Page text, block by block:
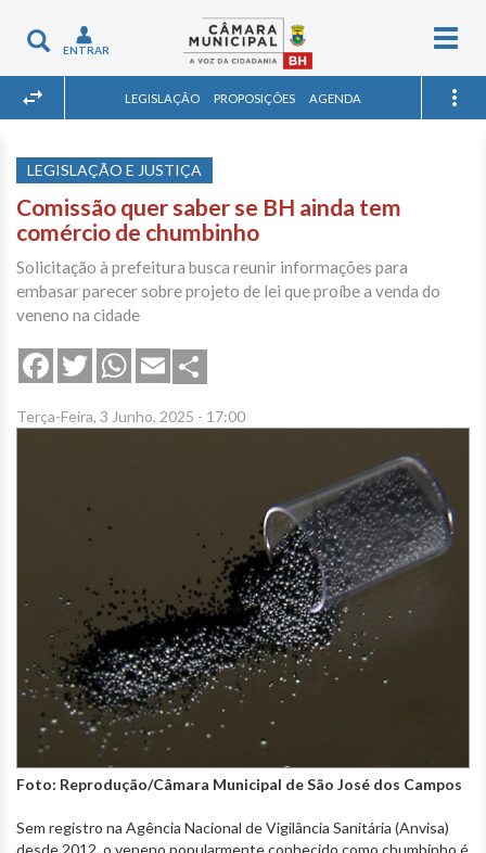
Toggle
navigation
ENTRAR
LEGISLAÇÃO PROPOSIÇÕES AGENDA
LEGISLAÇÃO E JUSTIÇA
Comissão quer saber se BH ainda tem
comércio de chumbinho
Solicitação à prefeitura busca reunir informações para
embasar parecer sobre projeto de lei que proíbe a venda do
veneno na cidade
FacebookTwitterWhatsApp
Email
Terça-Feira, 3 Junho, 2025 - 17:00
Foto: Reprodução/Câmara Municipal de São José dos Campos
Sem registro na Agência Nacional de Vigilância Sanitária (Anvisa)